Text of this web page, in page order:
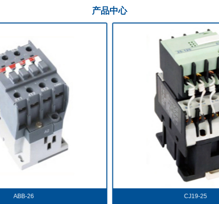
产品中心
ABB-26 CJ19-25